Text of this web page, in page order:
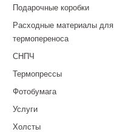
Подарочные коробки
Расходные материалы для
термопереноса
СНПЧ
Термопрессы
Фотобумага
Услуги
Холсты